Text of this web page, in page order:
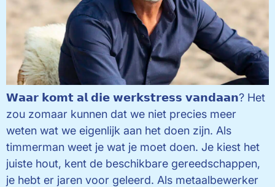
𝗪𝗮𝗮𝗿 𝗸𝗼𝗺𝘁 𝗮𝗹 𝗱𝗶𝗲 𝘄𝗲𝗿𝗸𝘀𝘁𝗿𝗲𝘀𝘀 𝘃𝗮𝗻𝗱𝗮𝗮𝗻? Het
zou zomaar kunnen dat we niet precies meer
weten wat we eigenlijk aan het doen zijn. Als
timmerman weet je wat je moet doen. Je kiest het
juiste hout, kent de beschikbare gereedschappen,
je hebt er jaren voor geleerd. Als metaalbewerker